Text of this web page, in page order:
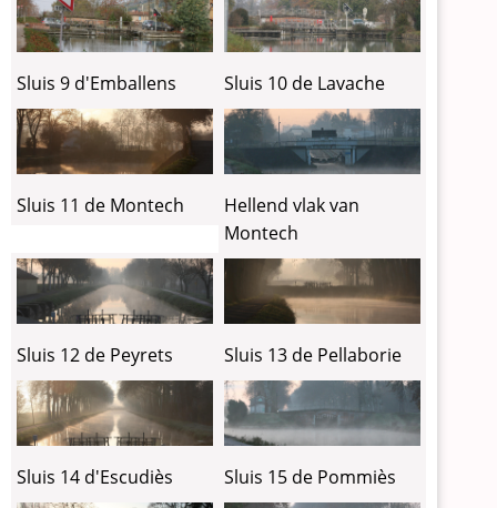
Sluis 9 d'Emballens Sluis 10 de Lavache
Sluis 11 de Montech
Hellend vlak van
Montech
Sluis 12 de Peyrets Sluis 13 de Pellaborie
Sluis 14 d'Escudiès Sluis 15 de Pommiès